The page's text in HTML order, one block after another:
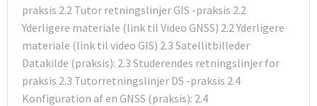
praksis 2.2 Tutor retningslinjer GIS -praksis 2.2
Yderligere materiale (link til Video GNSS) 2.2 Yderligere
materiale (link til video GIS) 2.3 Satellitbilleder
Datakilde (praksis): 2.3 Studerendes retningslinjer for
praksis 2.3 Tutorretningslinjer DS -praksis 2.4
Konfiguration af en GNSS (praksis): 2.4